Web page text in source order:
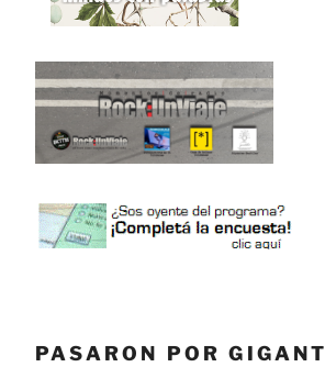
PASARON POR